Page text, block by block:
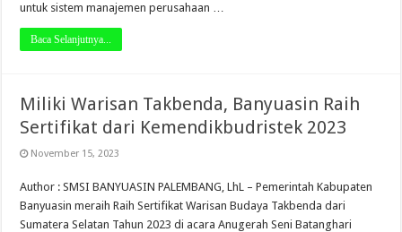
untuk sistem manajemen perusahaan …
Baca Selanjutnya...
Miliki Warisan Takbenda, Banyuasin Raih
Sertifikat dari Kemendikbudristek 2023
November 15, 2023
Author : SMSI BANYUASIN PALEMBANG, LhL – Pemerintah Kabupaten
Banyuasin meraih Raih Sertifikat Warisan Budaya Takbenda dari
Sumatera Selatan Tahun 2023 di acara Anugerah Seni Batanghari